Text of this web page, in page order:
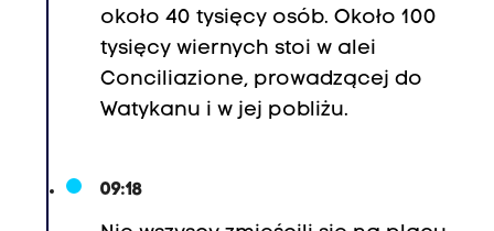
około 40 tysięcy osób. Około 100
tysięcy wiernych stoi w alei
Conciliazione, prowadzącej do
Watykanu i w jej pobliżu.
09:18